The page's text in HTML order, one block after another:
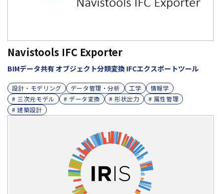
Navistools IFC Exporter
BIMデータ共有 オブジェクト分類変換 IFCエクスポートツール
設計・モデリング データ管理・分析 工学
情報学
# 三次元モデル
# データ変換 # 形状出力
# 属性管理
# 建築設計